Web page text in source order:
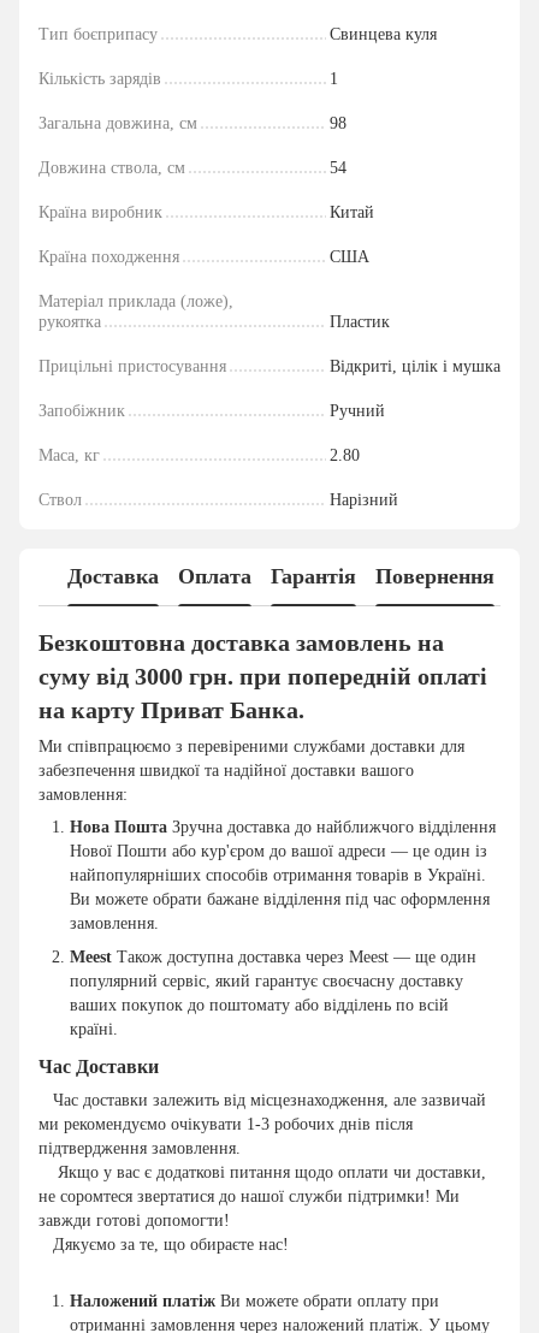
Тип боєприпасу Свинцева куля
Кількість зарядів 1
Загальна довжина, см 98
Довжина ствола, см 54
Країна виробник Китай
Країна походження США
Матеріал приклада (ложе),
рукоятка
Пластик
Прицільні пристосування Відкриті, цілік і мушка
Запобіжник Ручний
Маса, кг 2.80
Ствол Нарізний
Доставка Оплата Гарантія Повернення
Безкоштовна доставка замовлень на
суму від 3000 грн. при попередній оплаті
на карту Приват Банка.
Ми співпрацюємо з перевіреними службами доставки для
забезпечення швидкої та надійної доставки вашого
замовлення:
Нова Пошта Зручна доставка до найближчого відділення
Нової Пошти або кур'єром до вашої адреси — це один із
найпопулярніших способів отримання товарів в Україні.
Ви можете обрати бажане відділення під час оформлення
замовлення.
Meest Також доступна доставка через Meest — ще один
популярний сервіс, який гарантує своєчасну доставку
ваших покупок до поштомату або відділень по всій
країні.
Час Доставки
Час доставки залежить від місцезнаходження, але зазвичай
ми рекомендуємо очікувати 1-3 робочих днів після
підтвердження замовлення.
Якщо у вас є додаткові питання щодо оплати чи доставки,
не соромтеся звертатися до нашої служби підтримки! Ми
завжди готові допомогти!
Дякуємо за те, що обираєте нас!
Наложений платіж Ви можете обрати оплату при
отриманні замовлення через наложений платіж. У цьому